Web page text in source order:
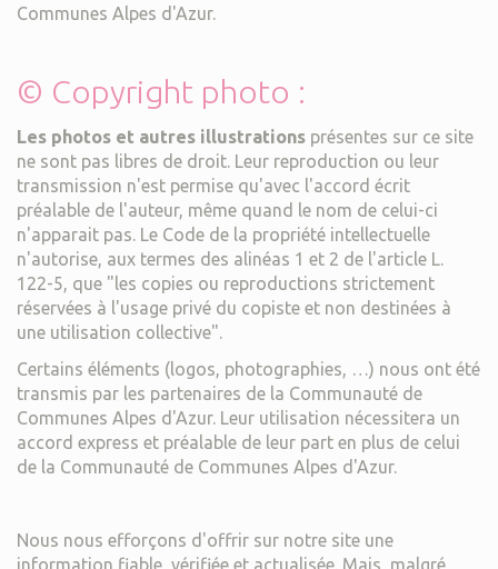
Communes Alpes d'Azur.
© Copyright photo :
Les photos et autres illustrations présentes sur ce site
ne sont pas libres de droit. Leur reproduction ou leur
transmission n'est permise qu'avec l'accord écrit
préalable de l'auteur, même quand le nom de celui-ci
n'apparait pas. Le Code de la propriété intellectuelle
n'autorise, aux termes des alinéas 1 et 2 de l'article L.
122-5, que "les copies ou reproductions strictement
réservées à l'usage privé du copiste et non destinées à
une utilisation collective".
Certains éléments (logos, photographies, …) nous ont été
transmis par les partenaires de la Communauté de
Communes Alpes d'Azur. Leur utilisation nécessitera un
accord express et préalable de leur part en plus de celui
de la Communauté de Communes Alpes d'Azur.
Nous nous efforçons d'offrir sur notre site une
information fiable, vérifiée et actualisée. Mais, malgré